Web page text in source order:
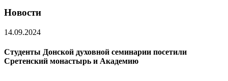
Новости
14.09.2024
Студенты Донской духовной семинарии посетили
Сретенский монастырь и Академию